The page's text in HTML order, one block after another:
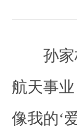
孙
航天事
像我的‘